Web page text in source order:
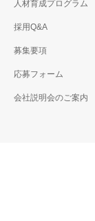
人材育成プログラム
採用Q&A
募集要項
応募フォーム
会社説明会のご案内